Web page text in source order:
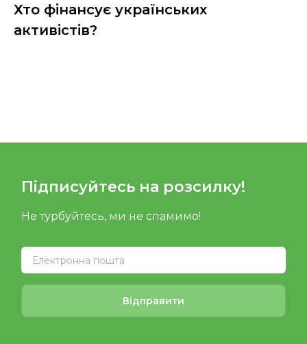
Хто фінансує українських
активістів?
Підписуйтесь на розсилку!
Не турбуйтесь, ми не спамимо!
Відправити